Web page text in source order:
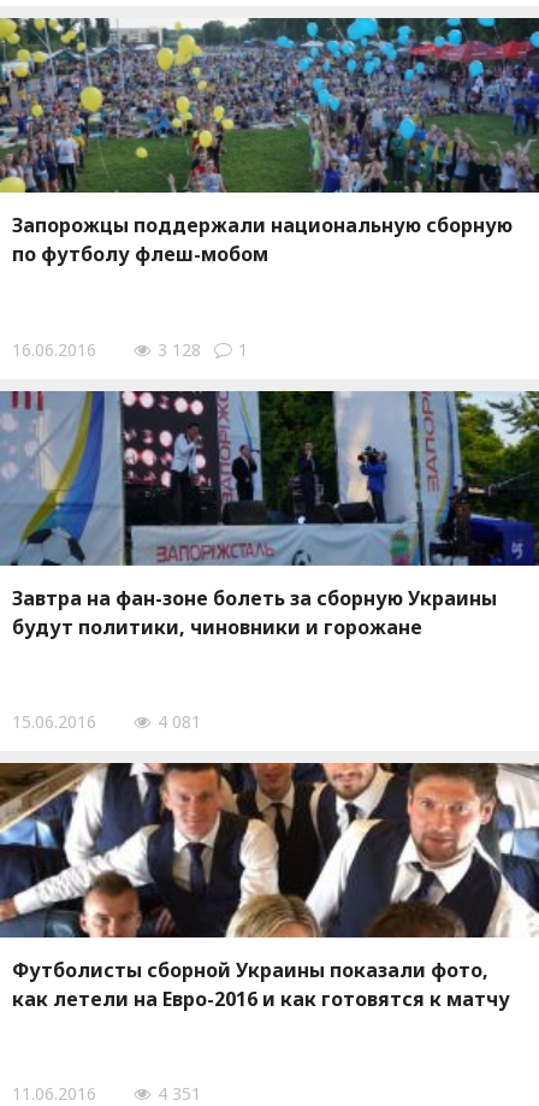
Запорожцы поддержали национальную сборную
по футболу флеш-мобом
16.06.2016 3 128 1
Завтра на фан-зоне болеть за сборную Украины
будут политики, чиновники и горожане
15.06.2016 4 081
Футболисты сборной Украины показали фото,
как летели на Евро-2016 и как готовятся к матчу
11.06.2016 4 351